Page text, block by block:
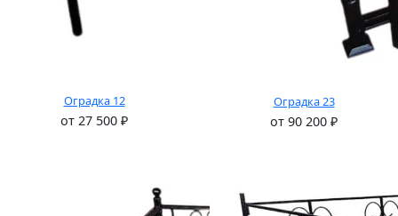
Оградка 12
от 27 500 ₽
Оградка 23
от 90 200 ₽